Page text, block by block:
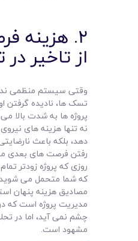
۲. هزینه
از تاخیر
وقتی سیستم منظمی
تسک ها، نادیده گرفتن
پروژه ها به شدت بالا
نه تنها هزینه های
دهد، بلکه باعث
رفتن فرصت های بعدی
روزی که پروژه زودتر
که شما متحمل می
مصادیق هزینه پنهان
مدیریت پروژه است که
چشم نمی آید، اما در
مشهود است.